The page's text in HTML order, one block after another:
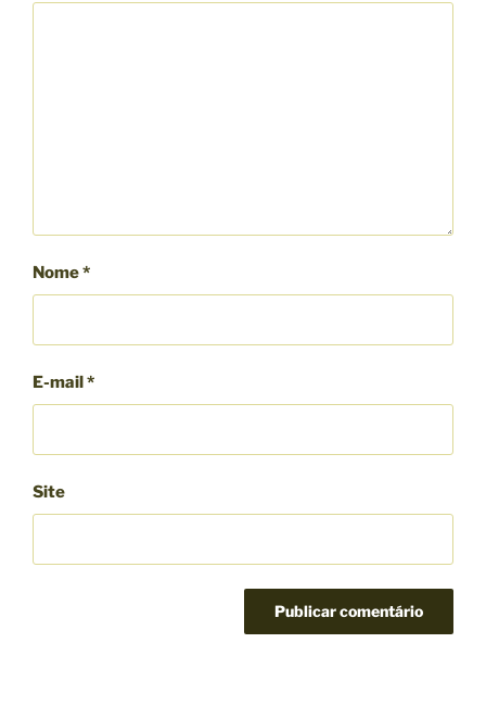
Nome*
E-mail *
Site